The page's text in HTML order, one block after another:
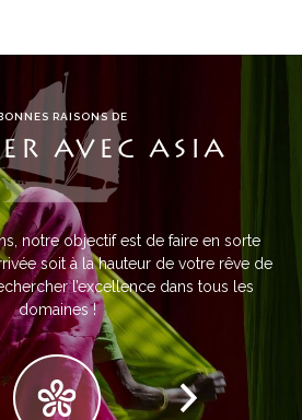
RAISONS DE
AVEC ASIA
notre objectif est de faire en sorte
soit à la hauteur de votre rêve de
l’excellence dans tous les
domaines !